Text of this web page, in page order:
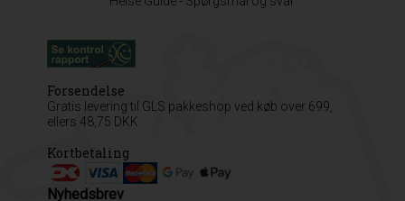
Forsendelse
Gratis levering til GLS pakkeshop ved køb over 699,
ellers 48,75 DKK
Kortbetaling
Nyhedsbrev